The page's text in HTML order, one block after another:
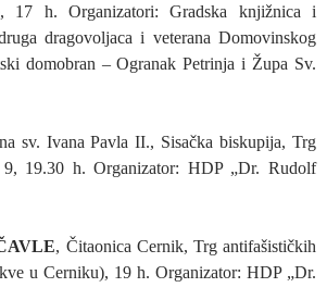
17 h. Organizatori: Gradska knjižnica i
dragovoljaca i veterana Domovinskog
domobran – Ogranak Petrinja i Župa Sv.
sv. Ivana Pavla II., Sisačka biskupija, Trg
9, 19.30 h. Organizator: HDP „Dr. Rudolf
, Čitaonica Cernik, Trg antifašističkih
u Cerniku), 19 h. Organizator: HDP „Dr.